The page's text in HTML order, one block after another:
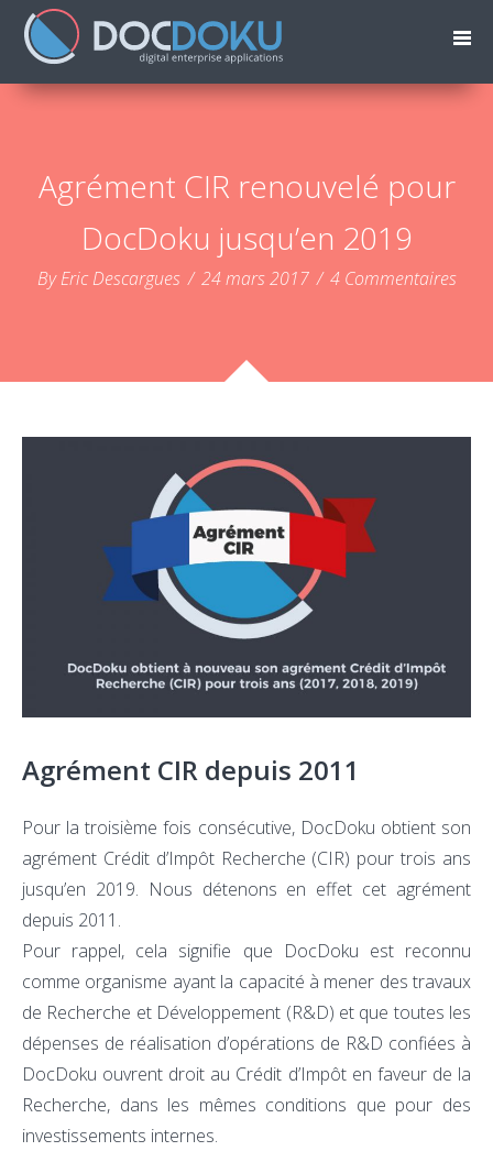
Agrément CIR renouvelé pour
DocDoku jusqu’en 2019
By Eric Descargues / 24 mars 2017 / 4 Commentaires
Agrément CIR depuis 2011
Pour la troisième fois consécutive, DocDoku obtient son
agrément Crédit d’Impôt Recherche (CIR) pour trois ans
jusqu’en 2019. Nous détenons en effet cet agrément
depuis 2011.
Pour rappel, cela signifie que DocDoku est reconnu
comme organisme ayant la capacité à mener des travaux
de Recherche et Développement (R&D) et que toutes les
dépenses de réalisation d’opérations de R&D confiées à
DocDoku ouvrent droit au Crédit d’Impôt en faveur de la
Recherche, dans les mêmes conditions que pour des
investissements internes.